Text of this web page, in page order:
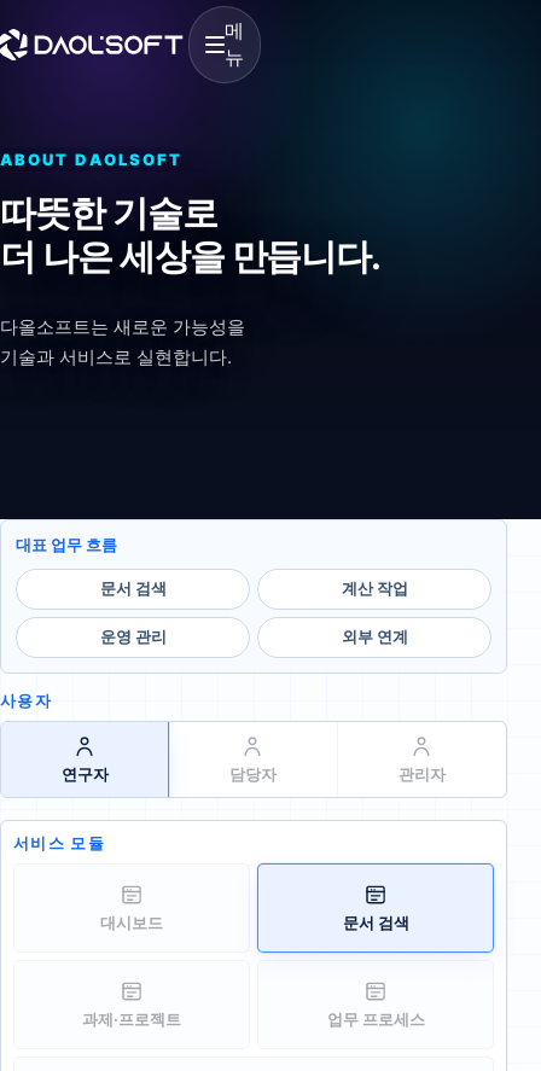
메
뉴
ABOUT DAOLSOFT
따뜻한 기술로
더 나은 세상을 만듭니다.
다올소프트는 새로운 가능성을
기술과 서비스로 실현합니다.
대표 업무 흐름
문서 검색 계산 작업
운영 관리 외부 연계
사용자
연구자 담당자 관리자
서비스 모듈
대시보드 문서 검색
과제·프로젝트 업무 프로세스